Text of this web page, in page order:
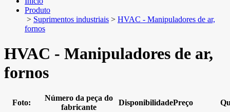
Produto
> Suprimentos industriais > HVAC - Manipuladores de ar,
fornos
HVAC - Manipuladores de ar,
fornos
Foto:
Número da peça do
fabricante
DisponibilidadePreço